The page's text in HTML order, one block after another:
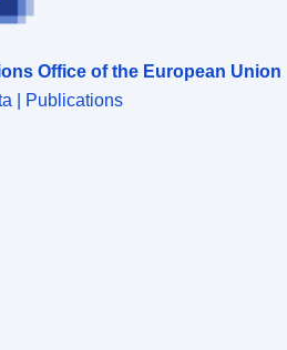
Office of the European Union
| Publications